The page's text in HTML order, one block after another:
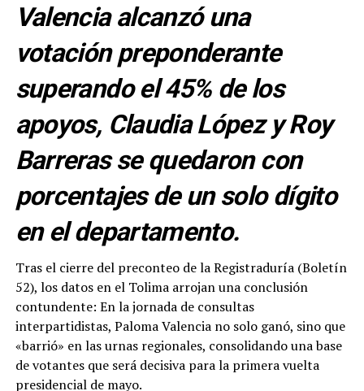
Valencia alcanzó una
votación preponderante
superando el 45% de los
apoyos, Claudia López y Roy
Barreras se quedaron con
porcentajes de un solo dígito
en el departamento.
Tras el cierre del preconteo de la Registraduría (Boletín
52), los datos en el Tolima arrojan una conclusión
contundente: En la jornada de consultas
interpartidistas, Paloma Valencia no solo ganó, sino que
«barrió» en las urnas regionales, consolidando una base
de votantes que será decisiva para la primera vuelta
presidencial de mayo.